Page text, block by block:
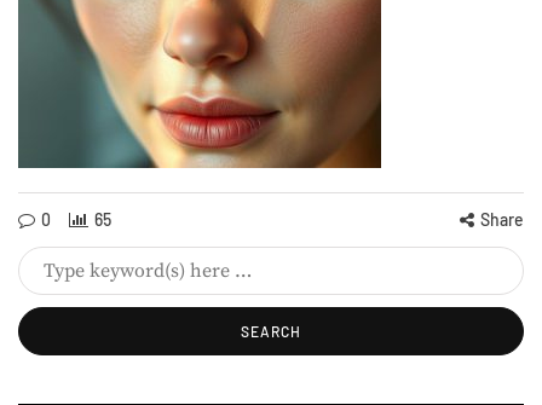
0 65 Share